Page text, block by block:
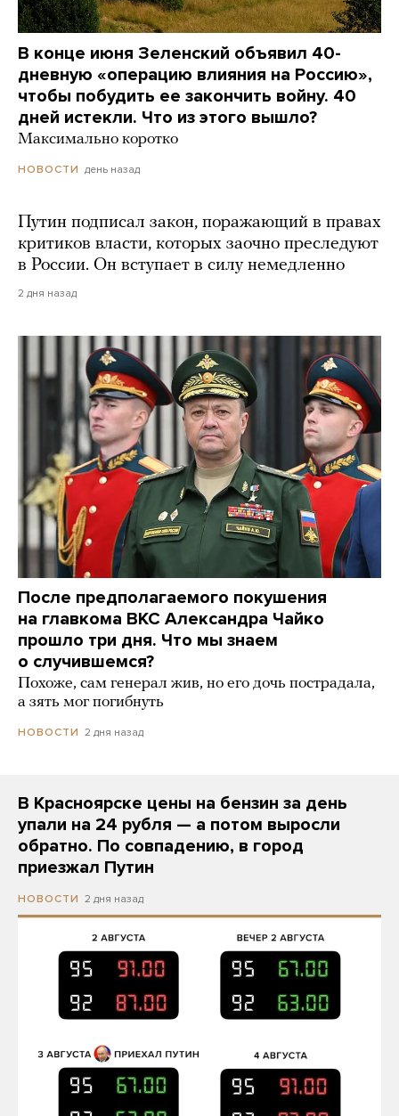
В конце июня Зеленский объявил 40-
дневную «операцию влияния на Россию»,
чтобы побудить ее закончить войну. 40
дней истекли. Что из этого вышло?
Максимально коротко
НОВОСТИ день назад
Путин подписал закон, поражающий в правах
критиков власти, которых заочно преследуют
в России. Он вступает в силу немедленно
2 дня назад
После предполагаемого покушения
на главкома ВКС Александра Чайко
прошло три дня. Что мы знаем
о случившемся?
Похоже, сам генерал жив, но его дочь пострадала,
а зять мог погибнуть
НОВОСТИ 2 дня назад
В Красноярске цены на бензин за день
упали на 24 рубля — а потом выросли
обратно. По совпадению, в город
приезжал Путин
НОВОСТИ 2 дня назад